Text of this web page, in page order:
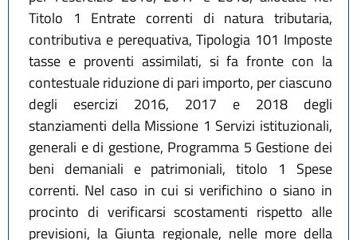
Titolo 1 Entrate correnti di natura tributaria,
contributiva e perequativa, Tipologia 101 Imposte
tasse e proventi assimilati, si fa fronte con la
contestuale riduzione di pari importo, per ciascuno
degli esercizi 2016, 2017 e 2018 degli
stanziamenti della Missione 1 Servizi istituzionali,
generali e di gestione, Programma 5 Gestione dei
beni demaniali e patrimoniali, titolo 1 Spese
correnti. Nel caso in cui si verifichino o siano in
procinto di verificarsi scostamenti rispetto alle
previsioni, la Giunta regionale, nelle more della